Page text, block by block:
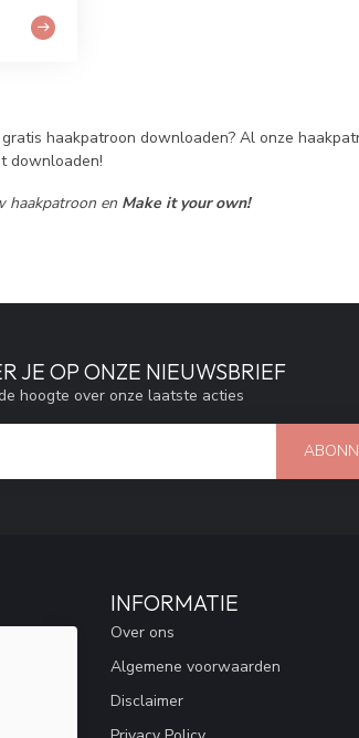
haakpatroon downloaden? Al onze
downloaden!
haakpatroon en Make it your own!
JE OP ONZE NIEUWSBRIEF
hoogte over onze laatste acties
INFORMATIE
Over ons
Algemene voorwaarden
Disclaimer